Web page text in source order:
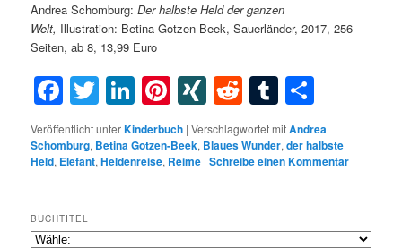
Andrea Schomburg:Der halbste Held der ganzen
Welt, Illustration: Betina Gotzen-Beek, Sauerländer, 2017, 256
Seiten, ab 8, 13,99 Euro
Facebook
Twitter
LinkedIn
Pinterest
XINGRedditTumblr
Veröffentlicht unterKinderbuch |Verschlagwortet mitAndrea
Schomburg, Betina Gotzen-Beek, Blaues Wunder,der halbste
Held, Elefant,Heldenreise, Reime |Schreibe einen Kommentar
BUCHTITEL